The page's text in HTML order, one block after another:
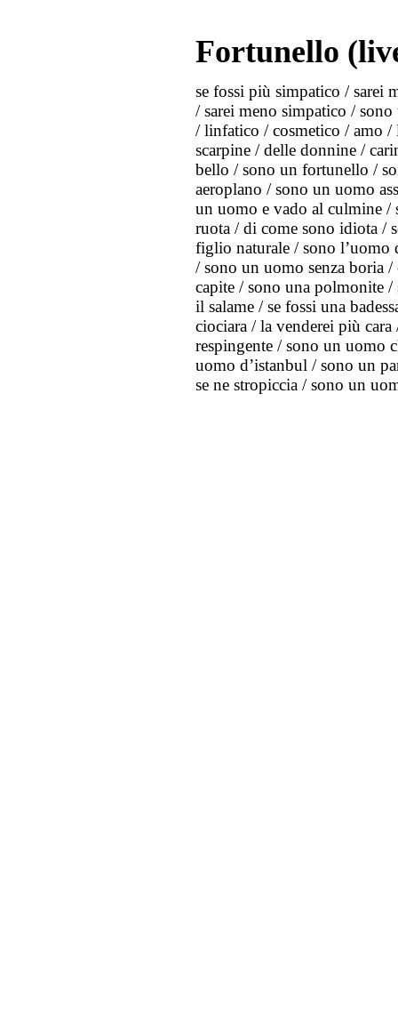
Fortunello
se fossi più simpatico / sarei
/ sarei meno simpatico /
/ linfatico / cosmetico / amo
scarpine / delle donnine /
bello / sono un fortunello /
aeroplano / sono un uomo
un uomo e vado al culmine /
ruota / di come sono idiota /
figlio naturale / sono l’uomo
/ sono un uomo senza boria
capite / sono una polmonite /
il salame / se fossi una
ciociara / la venderei più
respingente / sono un uomo
uomo d’istanbul / sono un
se ne stropiccia / sono un